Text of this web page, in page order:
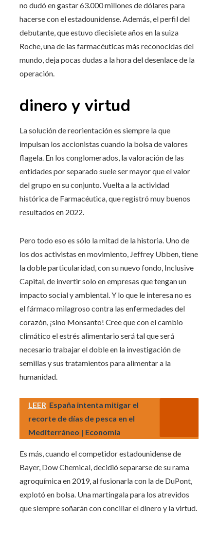
no dudó en gastar 63.000 millones de dólares para
hacerse con el estadounidense. Además, el perfil del
debutante, que estuvo diecisiete años en la suiza
Roche, una de las farmacéuticas más reconocidas del
mundo, deja pocas dudas a la hora del desenlace de la
operación.
dinero y virtud
La solución de reorientación es siempre la que
impulsan los accionistas cuando la bolsa de valores
flagela. En los conglomerados, la valoración de las
entidades por separado suele ser mayor que el valor
del grupo en su conjunto. Vuelta a la actividad
histórica de Farmacéutica, que registró muy buenos
resultados en 2022.
Pero todo eso es sólo la mitad de la historia. Uno de
los dos activistas en movimiento, Jeffrey Ubben, tiene
la doble particularidad, con su nuevo fondo, Inclusive
Capital, de invertir solo en empresas que tengan un
impacto social y ambiental. Y lo que le interesa no es
el fármaco milagroso contra las enfermedades del
corazón, ¡sino Monsanto! Cree que con el cambio
climático el estrés alimentario será tal que será
necesario trabajar el doble en la investigación de
semillas y sus tratamientos para alimentar a la
humanidad.
LEER España intenta mitigar el
recorte de días de pesca en el
Mediterráneo | Economía
Es más, cuando el competidor estadounidense de
Bayer, Dow Chemical, decidió separarse de su rama
agroquímica en 2019, al fusionarla con la de DuPont,
explotó en bolsa. Una martingala para los atrevidos
que siempre soñarán con conciliar el dinero y la virtud.